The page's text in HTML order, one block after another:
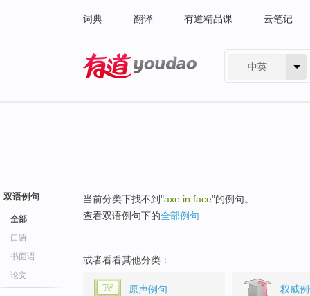
词典 翻译 有道精品课 云笔记
中英
双语例句
全部
口语
书面语
论文
当前分类下找不到"axe in face"的例句。
查看双语例句下的全部例句
或者看看其他分类：
原声例句 权威